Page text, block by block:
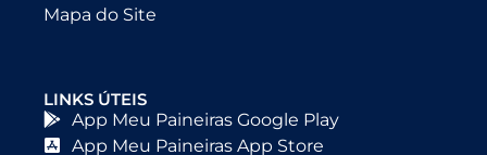
Mapa do Site
LINKS ÚTEIS
App Meu Paineiras Google Play
App Meu Paineiras App Store